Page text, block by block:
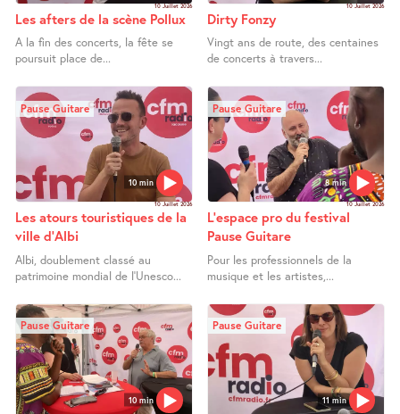
10 Juillet 2026
Les afters de la scène Pollux
A la fin des concerts, la fête se
poursuit place de...
10 Juillet 2026
Dirty Fonzy
Vingt ans de route, des centaines
de concerts à travers...
10 min
Pause Guitare
10 Juillet 2026
Les atours touristiques de la
ville d’Albi
Albi, doublement classé au
patrimoine mondial de l’Unesco...
8 min
Pause Guitare
10 Juillet 2026
L’espace pro du festival
Pause Guitare
Pour les professionnels de la
musique et les artistes,...
10 min
Pause Guitare
11 min
Pause Guitare